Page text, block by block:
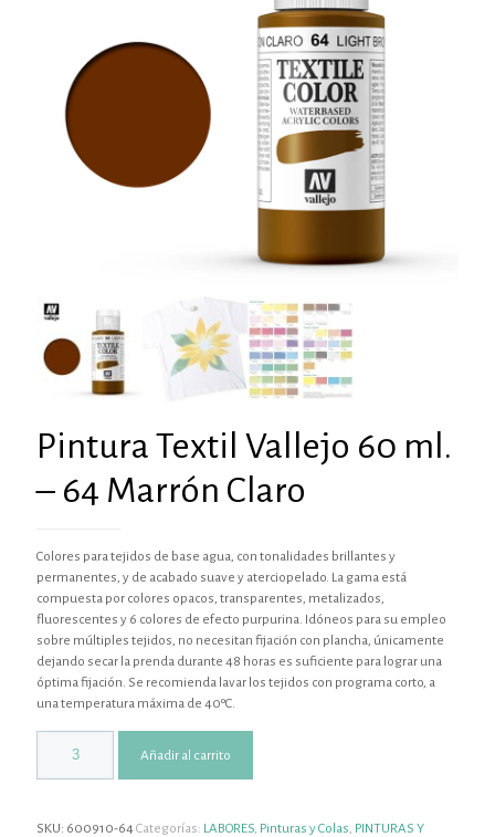
Pintura Textil Vallejo 60 ml.
– 64 Marrón Claro
Colores para tejidos de base agua, con tonalidades brillantes y
permanentes, y de acabado suave y aterciopelado. La gama está
compuesta por colores opacos, transparentes, metalizados,
fluorescentes y 6 colores de efecto purpurina. Idóneos para su empleo
sobre múltiples tejidos, no necesitan fijación con plancha, únicamente
dejando secar la prenda durante 48 horas es suficiente para lograr una
óptima fijación. Se recomienda lavar los tejidos con programa corto, a
una temperatura máxima de 40ºC.
Añadir al carrito
SKU: 600910-64Categorías: LABORES Pinturas y Colas PINTURAS Y